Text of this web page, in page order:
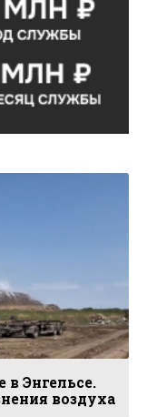
Энгельсе.
воздуха